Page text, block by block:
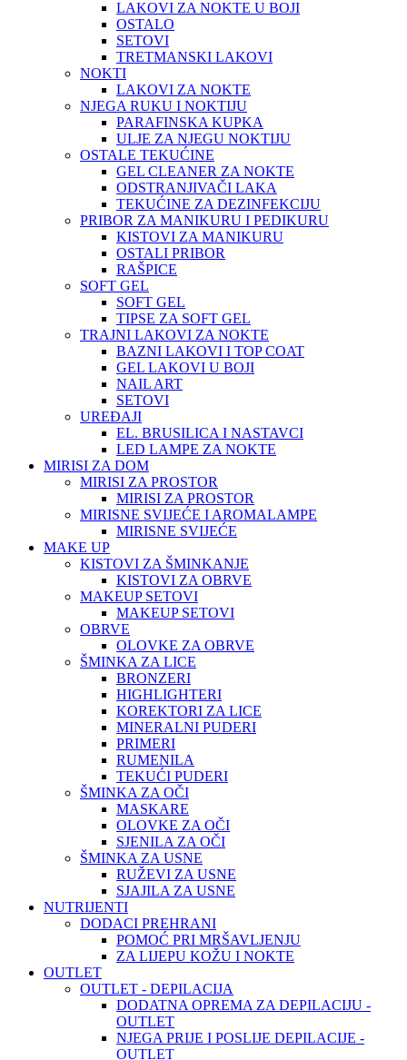
LAKOVI ZA NOKTE U BOJI
OSTALO
SETOVI
TRETMANSKI LAKOVI
NOKTI
LAKOVI ZA NOKTE
NJEGA RUKU I NOKTIJU
PARAFINSKA KUPKA
ULJE ZA NJEGU NOKTIJU
OSTALE TEKUĆINE
GEL CLEANER ZA NOKTE
ODSTRANJIVAČI LAKA
TEKUĆINE ZA DEZINFEKCIJU
PRIBOR ZA MANIKURU I PEDIKURU
KISTOVI ZA MANIKURU
OSTALI PRIBOR
RAŠPICE
SOFT GEL
SOFT GEL
TIPSE ZA SOFT GEL
TRAJNI LAKOVI ZA NOKTE
BAZNI LAKOVI I TOP COAT
GEL LAKOVI U BOJI
NAIL ART
SETOVI
UREĐAJI
EL. BRUSILICA I NASTAVCI
LED LAMPE ZA NOKTE
MIRISI ZA DOM
MIRISI ZA PROSTOR
MIRISI ZA PROSTOR
MIRISNE SVIJEĆE I AROMALAMPE
MIRISNE SVIJEĆE
MAKE UP
KISTOVI ZA ŠMINKANJE
KISTOVI ZA OBRVE
MAKEUP SETOVI
MAKEUP SETOVI
OBRVE
OLOVKE ZA OBRVE
ŠMINKA ZA LICE
BRONZERI
HIGHLIGHTERI
KOREKTORI ZA LICE
MINERALNI PUDERI
PRIMERI
RUMENILA
TEKUĆI PUDERI
ŠMINKA ZA OČI
MASKARE
OLOVKE ZA OČI
SJENILA ZA OČI
ŠMINKA ZA USNE
RUŽEVI ZA USNE
SJAJILA ZA USNE
NUTRIJENTI
DODACI PREHRANI
POMOĆ PRI MRŠAVLJENJU
ZA LIJEPU KOŽU I NOKTE
OUTLET
OUTLET - DEPILACIJA
DODATNA OPREMA ZA DEPILACIJU -
OUTLET
NJEGA PRIJE I POSLIJE DEPILACIJE -
OUTLET